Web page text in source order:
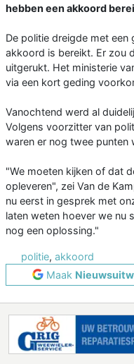
hebben een akkoord
De politie dreigde met
akkoord is bereikt. Er zou
uitgerukt. Het ministerie
via een kort geding
Vanochtend werd al
Volgens voorzitter van
waren er nog twee punten
"We moeten kijken of dat
opleveren", zei Van de
nu eerst in gesprek met
laten weten hoever we nu
nog een oplossing."
politie, akkoord
Maak